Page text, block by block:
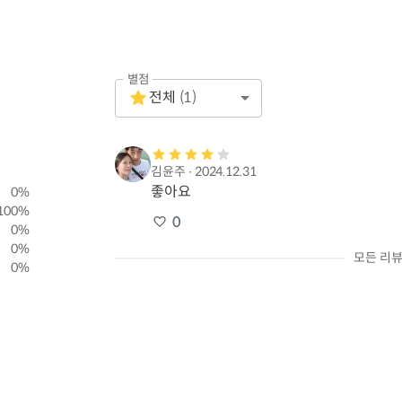
0%
%
0%
0%
0%
별점
1 Star
Empty
전체 (1)
김윤주 ∙ 2024.12.31
좋아요
0
모든 리